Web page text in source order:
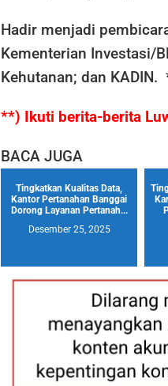
Hadir menjadi
Kementerian Investasi/
Kehutanan; dan KADIN.
**) Ikuti berita-berita
BACA JUGA
Tingkatkan Kualitas Data,
Kantor Pertanahan Banggai
Dorong Layanan Pertanah...
Desember 25, 2025